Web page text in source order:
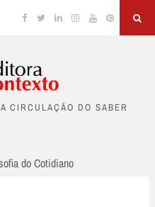
Facebook
TwitterLinkedinInstagram
YouTubePinterest
CIRCULAÇÃO DO SABER
do Cotidiano